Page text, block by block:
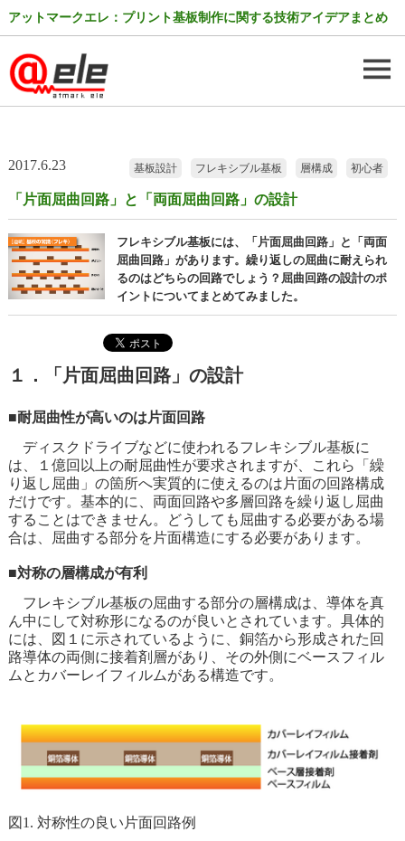
アットマークエレ：プリント基板制作に関する技術アイデアまとめ
2017.6.23 初心者
層構成
フレキシブル基板
基板設計
「片面屈曲回路」と「両面屈曲回路」の設計
フレキシブル基板には、「片面屈曲回路」と「両面
屈曲回路」があります。繰り返しの屈曲に耐えられ
るのはどちらの回路でしょう？屈曲回路の設計のポ
イントについてまとめてみました。
１．「片面屈曲回路」の設計
■耐屈曲性が高いのは片面回路
ディスクドライブなどに使われるフレキシブル基板に
は、１億回以上の耐屈曲性が要求されますが、これら「繰
り返し屈曲」の箇所へ実質的に使えるのは片面の回路構成
だけです。基本的に、両面回路や多層回路を繰り返し屈曲
することはできません。どうしても屈曲する必要がある場
合は、屈曲する部分を片面構造にする必要があります。
■対称の層構成が有利
フレキシブル基板の屈曲する部分の層構成は、導体を真
ん中にして対称形になるのが良いとされています。具体的
には、図１に示されているように、銅箔から形成された回
路導体の両側に接着剤層があり、その外側にベースフィル
ムとカバーレイフィルムがある構造です。
図1. 対称性の良い片面回路例